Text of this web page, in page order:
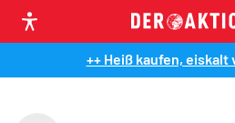
++ Heiß kaufen, eiskalt